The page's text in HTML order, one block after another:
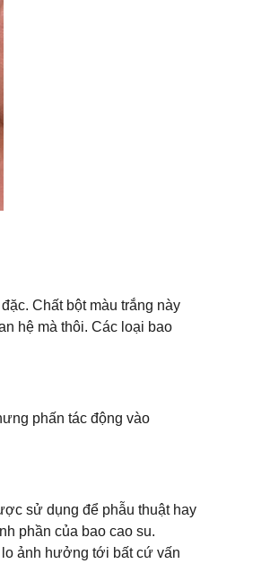
Chất bột màu trắng này
hệ mà thôi. Các loại bao
phấn tác động vào
sử dụng để phẫu thuật hay
phần của bao cao su.
ảnh hưởng tới bất cứ vấn